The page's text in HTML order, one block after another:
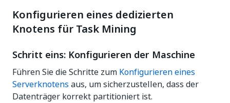
Konfigurieren eines dedizierten
Knotens für Task Mining
Schritt eins: Konfigurieren der Maschine
Führen Sie die Schritte zum Konfigurieren eines
Serverknotens aus, um sicherzustellen, dass der
Datenträger korrekt partitioniert ist.